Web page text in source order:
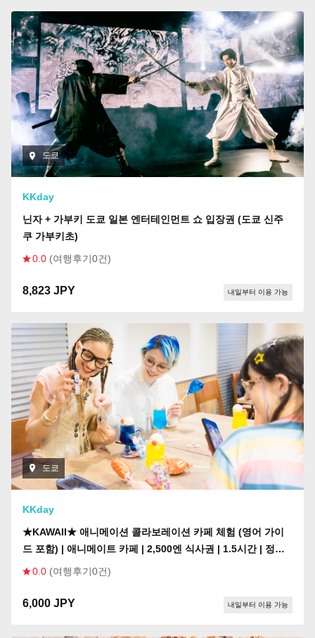
도쿄
KKday
닌자 + 가부키 도쿄 일본 엔터테인먼트 쇼 입장권 (도쿄 신주
쿠 가부키초)
0.0 (여행후기0건)
8,823 JPY 내일부터 이용 가능
도쿄
KKday
★KAWAII★ 애니메이션 콜라보레이션 카페 체험 (영어 가이
드 포함) | 애니메이트 카페 | 2,500엔 식사권 | 1.5시간 | 정기
개최(도쿄 이케부쿠로)
0.0 (여행후기0건)
6,000 JPY 내일부터 이용 가능